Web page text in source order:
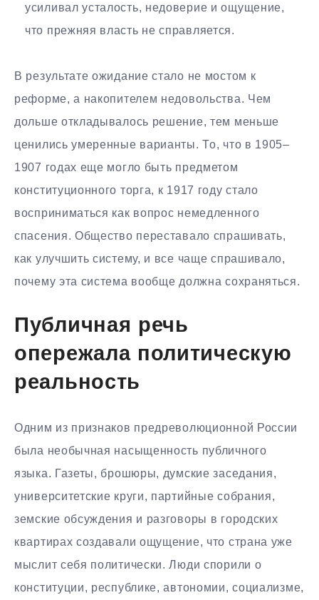
усиливал усталость, недоверие и ощущение,
что прежняя власть не справляется.
В результате ожидание стало не мостом к
реформе, а накопителем недовольства. Чем
дольше откладывалось решение, тем меньше
ценились умеренные варианты. То, что в 1905–
1907 годах еще могло быть предметом
конституционного торга, к 1917 году стало
восприниматься как вопрос немедленного
спасения. Общество переставало спрашивать,
как улучшить систему, и все чаще спрашивало,
почему эта система вообще должна сохраняться.
Публичная речь
опережала политическую
реальность
Одним из признаков предреволюционной России
была необычная насыщенность публичного
языка. Газеты, брошюры, думские заседания,
университетские круги, партийные собрания,
земские обсуждения и разговоры в городских
квартирах создавали ощущение, что страна уже
мыслит себя политически. Люди спорили о
конституции, республике, автономии, социализме,